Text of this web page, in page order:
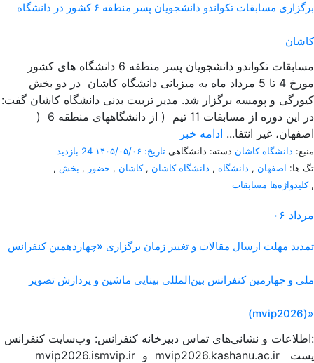
برگزاری مسابقات تکواندو دانشجویان پسر منطقه ۶ کشور در دانشگاه
کاشان
مسابقات تکواندو دانشجویان پسر منطقه 6 دانشگاه های کشور
مورخ 4 تا 5 مرداد ماه یه میزبانی دانشگاه کاشان در دو بخش
کیورگی و پومسه برگزار شد. مدیر تربیت بدنی دانشگاه کاشان گفت:
در این دوره از مسابقات 11 تیم ( از دانشگاههای منطقه 6 (
اصفهان، غیر انتفا... ادامه خبر
منبع: دانشگاه کاشان دسته: دانشگاهی تاریخ: ۱۴۰۵/۰۵/۰۶
24 بازدید
تگ ها: اصفهان , دانشگاه , دانشگاه کاشان ,کاشان , حضور , بخش ,
کلیدواژه‌ها مسابقات,
۰۶ مرداد
تمدید مهلت ارسال مقالات و تغییر زمان برگزاری «چهاردهمین کنفرانس
ملی و چهارمین کنفرانس بین‌المللی بینایی ماشین و پردازش تصویر
(mvip2026)»
اطلاعات و نشانی‌های تماس دبیرخانه کنفرانس: وب‌سایت کنفرانس:
mvip2026.ismvip.ir و mvip2026.kashanu.ac.ir پست